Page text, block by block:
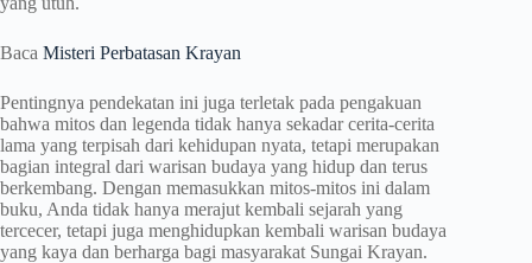
Baca Misteri Perbatasan Krayan
Pentingnya pendekatan ini juga terletak pada pengakuan
bahwa mitos dan legenda tidak hanya sekadar cerita-cerita
lama yang terpisah dari kehidupan nyata, tetapi merupakan
bagian integral dari warisan budaya yang hidup dan terus
berkembang. Dengan memasukkan mitos-mitos ini dalam
buku, Anda tidak hanya merajut kembali sejarah yang
tercecer, tetapi juga menghidupkan kembali warisan budaya
yang kaya dan berharga bagi masyarakat Sungai Krayan.